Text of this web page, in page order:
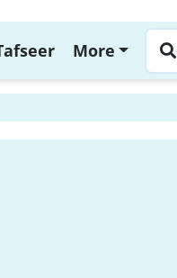
More